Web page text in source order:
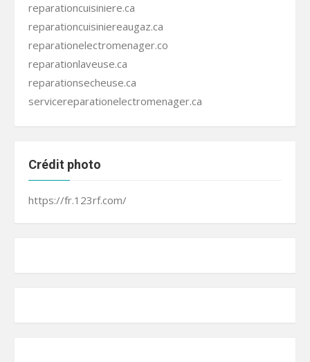
reparationcuisiniere.ca
reparationcuisiniereaugaz.ca
reparationelectromenager.co
reparationlaveuse.ca
reparationsecheuse.ca
servicereparationelectromenager.ca
Crédit photo
https://fr.123rf.com/